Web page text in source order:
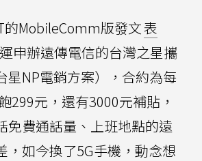
的MobileComm版發文表
申辦遠傳電信的台灣之星攜
星NP電銷方案），合約為每
299元，還有3000元補貼，
免費通話量、上班地點的遠
，如今換了5G手機，動念想